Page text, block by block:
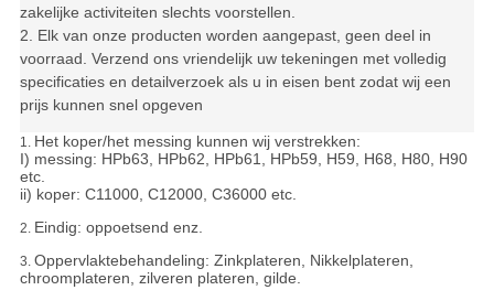
zakelijke activiteiten slechts voorstellen.
2. Elk van onze producten worden aangepast, geen deel in
voorraad. Verzend ons vriendelijk uw tekeningen met volledig
specificaties en detailverzoek als u in eisen bent zodat wij een
prijs kunnen snel opgeven
1. Het koper/het messing kunnen wij verstrekken:
I) messing: HPb63, HPb62, HPb61, HPb59, H59, H68, H80, H90
etc.
ii) koper: C11000, C12000, C36000 etc.
2. Eindig: oppoetsend enz.
3. Oppervlaktebehandeling: Zinkplateren, Nikkelplateren,
chroomplateren, zilveren plateren, gilde.